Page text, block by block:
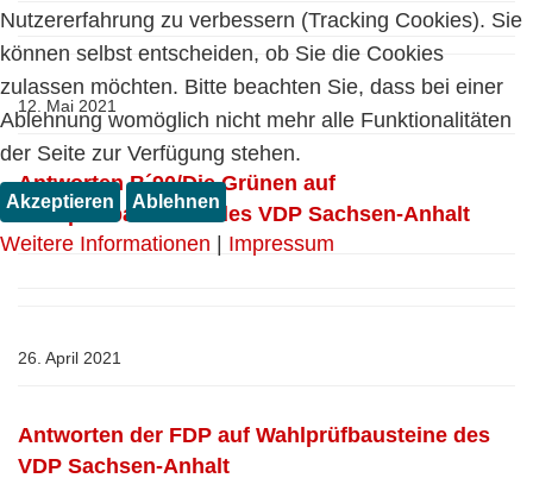
12. Mai 2021
Antworten B´90/Die Grünen auf
Wahlprüfbausteine des VDP Sachsen-Anhalt
26. April 2021
Antworten der FDP auf Wahlprüfbausteine des
VDP Sachsen-Anhalt
Nutzererfahrung zu verbessern (Tracking Cookies). Sie
können selbst entscheiden, ob Sie die Cookies
zulassen möchten. Bitte beachten Sie, dass bei einer
Ablehnung womöglich nicht mehr alle Funktionalitäten
der Seite zur Verfügung stehen.
Akzeptieren Ablehnen
Weitere Informationen | Impressum